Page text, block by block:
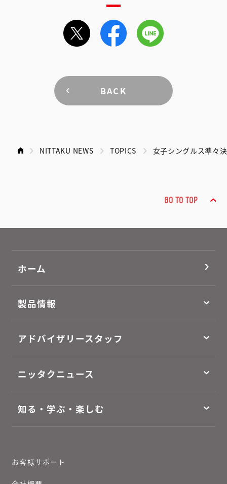
BACK
NITTAKU NEWS TOPICS 女子シングルス準々
GO TO TOP
ホーム
製品情報
アドバイザリースタッフ
ニッタクニュース
知る・学ぶ・楽しむ
お客様サポート